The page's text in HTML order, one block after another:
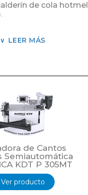
de cola
en ángulo.
LEER MÁS
de Cantos
Semiautomática
KDT P 305MT
Ver producto